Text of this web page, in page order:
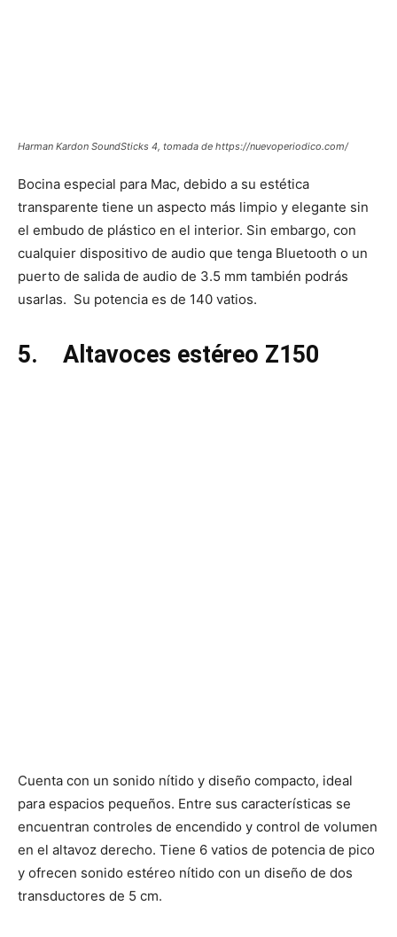
Harman Kardon SoundSticks 4, tomada de https://nuevoperiodico.com/
Bocina especial para Mac, debido a su estética
transparente tiene un aspecto más limpio y elegante sin
el embudo de plástico en el interior. Sin embargo, con
cualquier dispositivo de audio que tenga Bluetooth o un
puerto de salida de audio de 3.5 mm también podrás
usarlas. Su potencia es de 140 vatios.
5. Altavoces estéreo Z150
Cuenta con un sonido nítido y diseño compacto, ideal
para espacios pequeños. Entre sus características se
encuentran controles de encendido y control de volumen
en el altavoz derecho. Tiene 6 vatios de potencia de pico
y ofrecen sonido estéreo nítido con un diseño de dos
transductores de 5 cm.